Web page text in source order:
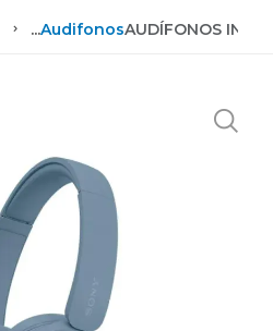
...AudifonosAUDÍFONOS